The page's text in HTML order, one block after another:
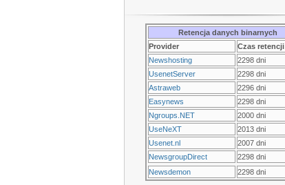
Retencja danych binarnych
Provider
Czas retencji
Newshosting
2298 dni
UsenetServer
2298 dni
Astraweb
2296 dni
Easynews
2298 dni
Ngroups.NET
2000 dni
UseNeXT
2013 dni
Usenet.nl
2007 dni
NewsgroupDirect
2298 dni
Newsdemon
2298 dni